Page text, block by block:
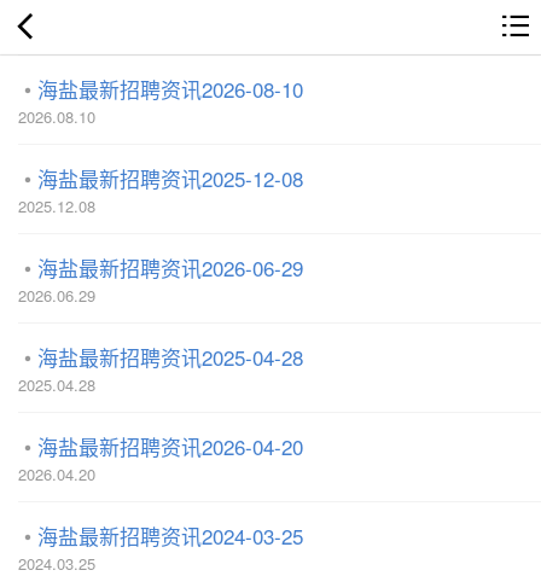
海盐最新招聘资讯2026-08-10
2026.08.10
海盐最新招聘资讯2025-12-08
2025.12.08
海盐最新招聘资讯2026-06-29
2026.06.29
海盐最新招聘资讯2025-04-28
2025.04.28
海盐最新招聘资讯2026-04-20
2026.04.20
海盐最新招聘资讯2024-03-25
2024.03.25